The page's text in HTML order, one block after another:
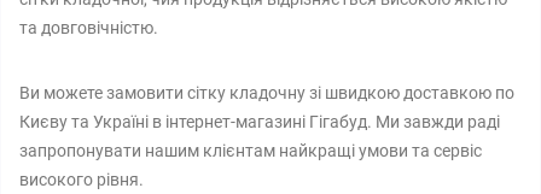
та довговічністю.
Ви можете замовити сітку кладочну зі швидкою доставкою по
Києву та Україні в інтернет-магазині Гігабуд. Ми завжди раді
запропонувати нашим клієнтам найкращі умови та сервіс
високого рівня.